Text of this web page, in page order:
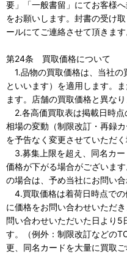
要」「一般書留」にてお客様
をお願いします。封書の受け
ールにてご連絡させて頂きます
第24条 買取価格について
1.品物の買取価格は、当社の
といいます）を適用します。
ます。店舗の買取価格と異な
2.各高価買取表は掲載日時点
相場の変動（制限改訂・再録
を予告なく変更させていただく
3.募集上限を超え、同名カー
価格が下がる場合がございま
の場合は、予め当社にお問い合
4.買取価格は着荷日時点で
に価格をお問い合わせいただ
問い合わせいただいた日より5
す。（例外：制限改訂などの
更、同名カードを大量に買取